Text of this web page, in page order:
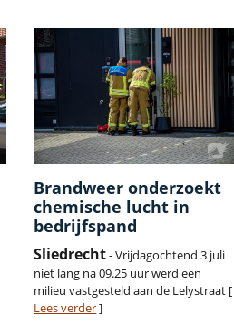
Brandweer onderzoekt
chemische lucht in
bedrijfspand
Sliedrecht- Vrijdagochtend 3 juli
niet lang na 09.25 uur werd een
milieu vastgesteld aan de Lelystraat [
Lees verder]